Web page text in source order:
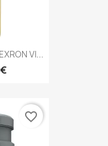
VI...
favorite_border